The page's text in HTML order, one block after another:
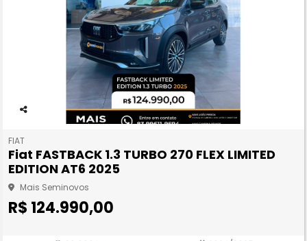
pa
rtil
he
FIAT
Fiat FASTBACK 1.3 TURBO 270 FLEX LIMITED
EDITION AT6 2025
Mais Seminovos
R$ 124.990,00